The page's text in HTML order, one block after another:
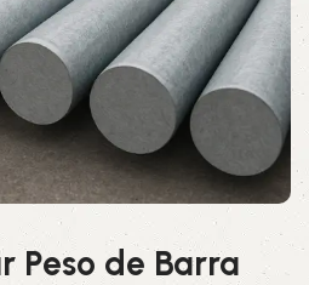
Peso de Barra